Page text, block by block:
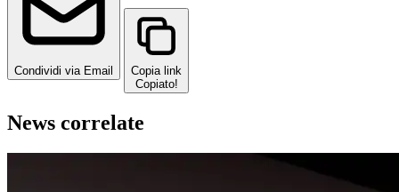
Condividi via Email
Copia link
Copiato!
News correlate